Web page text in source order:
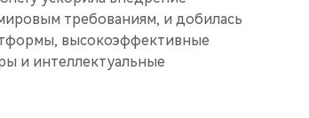
требованиям, и добилась
высокоэффективные
и интеллектуальные